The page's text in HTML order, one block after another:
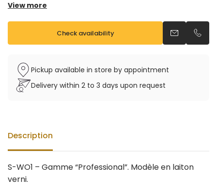
View more
Check availability Send anCall
Pickup available in store by appointment
Delivery within 2 to 3 days upon request
Description
S-WO1 – Gamme “Professional”. Modèle en laiton
verni.